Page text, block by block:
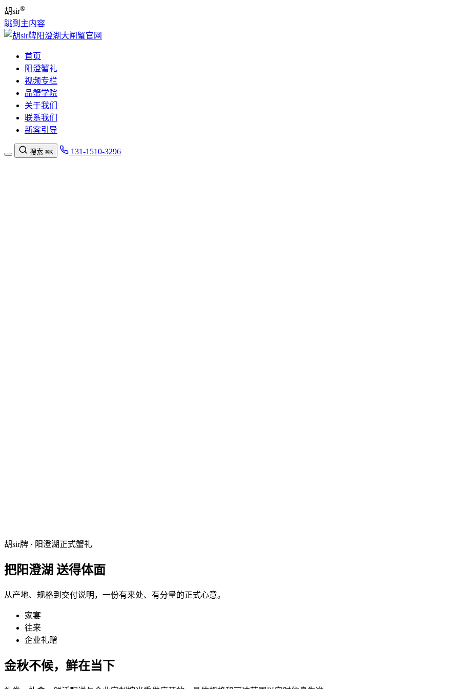
胡sir®
跳到主内容
首页
阳澄蟹礼
视频专栏
品蟹学院
关于我们
联系我们
新客引导
搜索 ⌘K 131-1510-3296
胡sir牌 · 阳澄湖正式蟹礼
把阳澄湖 送得体面
从产地、规格到交付说明，一份有来处、有分量的正式心意。
家宴
往来
企业礼赠
金秋不候， 鲜在当下